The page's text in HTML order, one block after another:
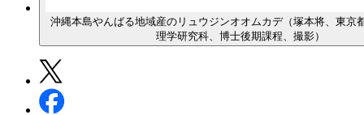
沖縄本島やんばる地域産のリュウジンオオムカデ（塚本将、東京
理学研究科、博士後期課程、撮影）